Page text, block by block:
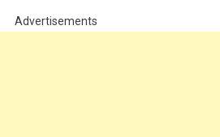
Advertisements